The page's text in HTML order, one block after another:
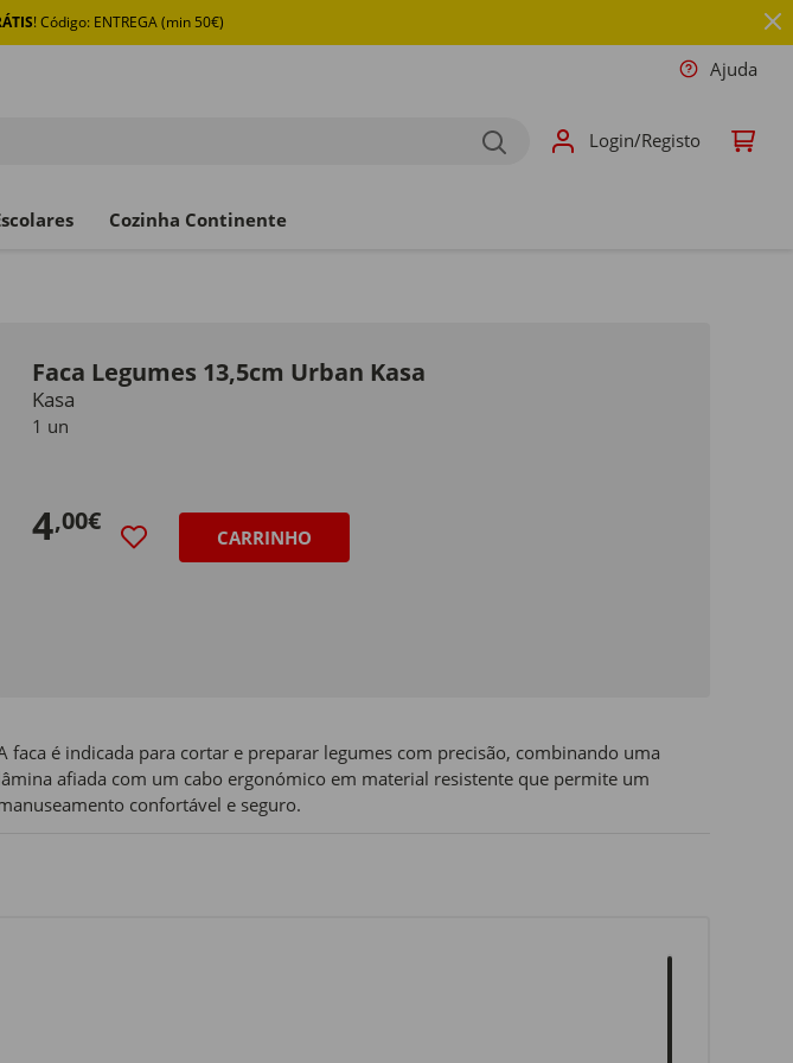
! Código: ENTREGA (min 50€)
Ajuda
Login/Registo
Cozinha Continente
Faca Legumes 13,5cm Urban Kasa
Kasa
1 un
4,00€
CARRINHO
faca é indicada para cortar e preparar legumes com precisão, combinando uma
afiada com um cabo ergonómico em material resistente que permite um
confortável e seguro.